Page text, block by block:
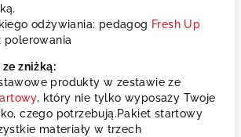
odżywiania: pedagog Fresh Up
polerowania
zniżką:
produkty w zestawie ze
, który nie tylko wyposaży Twoje
czego potrzebują.Pakiet startowy
materiały w trzech